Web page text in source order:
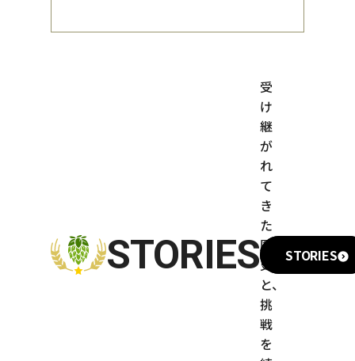
STORIES
受
け
継
が
れ
て
き
た
歴
史
と、
挑
戦
を
STORIES